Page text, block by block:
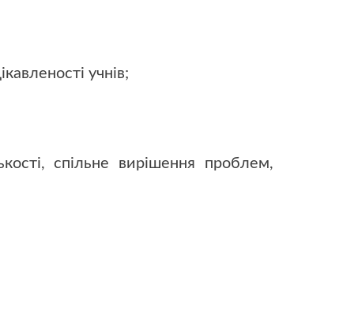
учнів;
спільне вирішення проблем,